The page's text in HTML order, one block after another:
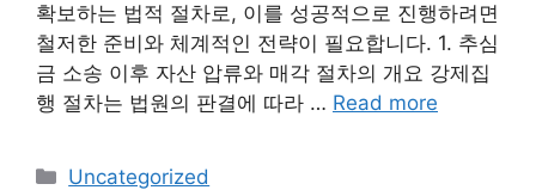
확보하는 법적 절차로, 이를 성공적으로 진행하려면
철저한 준비와 체계적인 전략이 필요합니다. 1. 추심
금 소송 이후 자산 압류와 매각 절차의 개요 강제집
행 절차는 법원의 판결에 따라 … Read more
Categories
Uncategorized